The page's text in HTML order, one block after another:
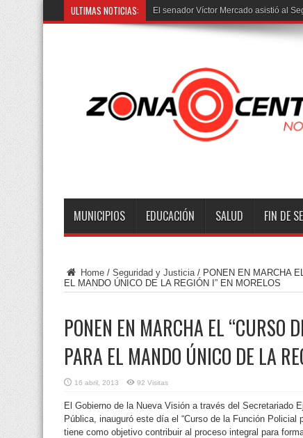
ULTIMAS NOTICIAS: Tra
MUNICIPIOS EDUCACIÓN SALUD FIN DE
Home / Seguridad y Justicia / PONEN EN MARCHA
EL MANDO ÚNICO DE LA REGIÓN I” EN MORELOS
PONEN EN MARCHA EL “CURSO
PARA EL MANDO ÚNICO DE LA
16 abril, 2013 92 Visitas
El Gobierno de la Nueva Visión a través del Secretariado
Pública, inauguró este día el “Curso de la Función Policial
tiene como objetivo contribuir al proceso integral para